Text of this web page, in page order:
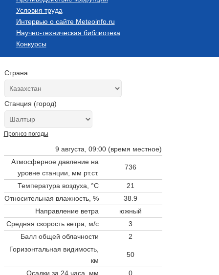
Условия труда
Интервью о сайте Meteoinfo.ru
Научно-техническая библиотека
Конкурсы
Страна
Станция (город)
Прогноз погоды
9 августа, 09:00 (время местное)
Атмосферное давление на
уровне станции, мм рт.ст.
736
Температура воздуха, °C
21
Относительная влажность, %
38.9
Направление ветра
южный
Средняя скорость ветра, м/с
3
Балл общей облачности
2
Горизонтальная видимость,
км
50
Осадки за 24 часа, мм 0